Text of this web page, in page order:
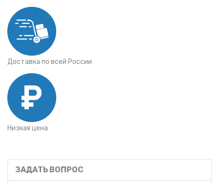
Доставка по всей России
Низкая цена
ЗАДАТЬ ВОПРОС